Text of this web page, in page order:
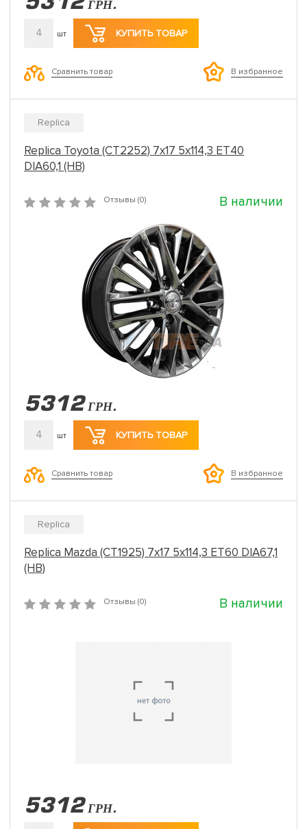
ГРН.
4 шт КУПИТЬ ТОВАР
Сравнить товар В избранное
Replica
Replica Toyota (CT2252) 7x17 5x114,3 ET40
DIA60,1 (HB)
Отзывы (0) В наличии
5312 ГРН.
4 шт КУПИТЬ ТОВАР
Сравнить товар В избранное
Replica
Replica Mazda (CT1925) 7x17 5x114,3 ET60 DIA67,1
(HB)
Отзывы (0) В наличии
5312 ГРН.